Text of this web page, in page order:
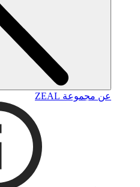
عن مجموعة ZEAL